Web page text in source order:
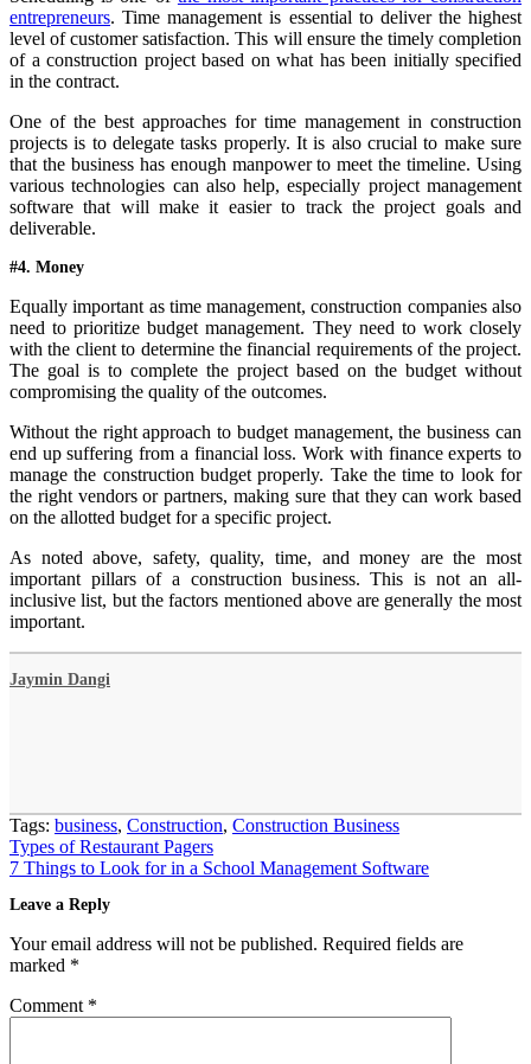
entrepreneurs. Time management is essential to deliver the highest
level of customer satisfaction. This will ensure the timely completion
of a construction project based on what has been initially specified
in the contract.
One of the best approaches for time management in construction
projects is to delegate tasks properly. It is also crucial to make sure
that the business has enough manpower to meet the timeline. Using
various technologies can also help, especially project management
software that will make it easier to track the project goals and
deliverable.
#4. Money
Equally important as time management, construction companies also
need to prioritize budget management. They need to work closely
with the client to determine the financial requirements of the project.
The goal is to complete the project based on the budget without
compromising the quality of the outcomes.
Without the right approach to budget management, the business can
end up suffering from a financial loss. Work with finance experts to
manage the construction budget properly. Take the time to look for
the right vendors or partners, making sure that they can work based
on the allotted budget for a specific project.
As noted above, safety, quality, time, and money are the most
important pillars of a construction business. This is not an all-
inclusive list, but the factors mentioned above are generally the most
important.
Jaymin Dangi
Tags: business, Construction, Construction Business
Post
navigation
Types of Restaurant Pagers
7 Things to Look for in a School Management Software
Leave a Reply
Your email address will not be published. Required fields are
marked *
Comment *